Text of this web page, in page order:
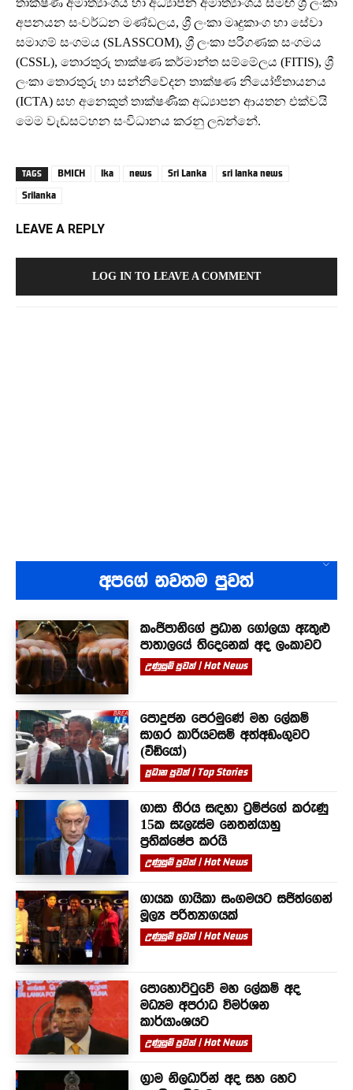
තාක්ෂණ අමාත්‍යාංශය හා අධ්‍යාපන අමාත්‍යාංශය සමඟ ශ්‍රි ලංකා
අපනයන සංවර්ධන මණ්ඩලය, ශ්‍රී ලංකා මෘදුකාංග හා සේවා
සමාගම් සංගමය (SLASSCOM), ශ්‍රී ලංකා පරිගණක සංගමය
(CSSL), තොරතුරු තාක්ෂණ කර්මාන්ත සම්මේලය (FITIS), ශ්‍රී
ලංකා තොරතුරු හා සන්නිවේදන තාක්ෂණ නියෝජිතායනය
(ICTA) සහ අනෙකුත් තාක්ෂණික අධ්‍යාපන ආයතන එක්වයි
මෙම වැඩසටහන සංවිධානය කරනු ලබන්නේ.
TAGS BMICH lka news Sri Lanka
sri lanka news
Srilanka
LEAVE A REPLY
LOG IN TO LEAVE A COMMENT
අපගේ නවතම පුවත්
කංජිපානිගේ ප්‍රධාන ගෝලයා ඇතුළු
පාතාලයේ තිදෙනෙක් අද ලංකාවට
උණුසුම් පුවත් | Hot News
පොදුජන පෙරමුණේ මහ ලේකම්
සාගර කාරියවසම් අත්අඩංගුවට
(වීඩියෝ)
ප්‍රධාන පුවත් | Top Stories
ගාසා තීරය සඳහා ට්‍රම්ප්ගේ කරුණු
15ක සැලැස්ම නෙතන්යාහු
ප්‍රතික්ෂේප කරයි
උණුසුම් පුවත් | Hot News
ගායක ගායිකා සංගමයට සජිත්ගෙන්
මූල්‍ය පරිත්‍යාගයක්
උණුසුම් පුවත් | Hot News
පොහොට්ටුවේ මහ ලේකම් අද
මධ්‍යම අපරාධ විමර්ශන
කාර්යාංශයට
උණුසුම් පුවත් | Hot News
ග්‍රාම නිලධාරීන් අද සහ හෙට